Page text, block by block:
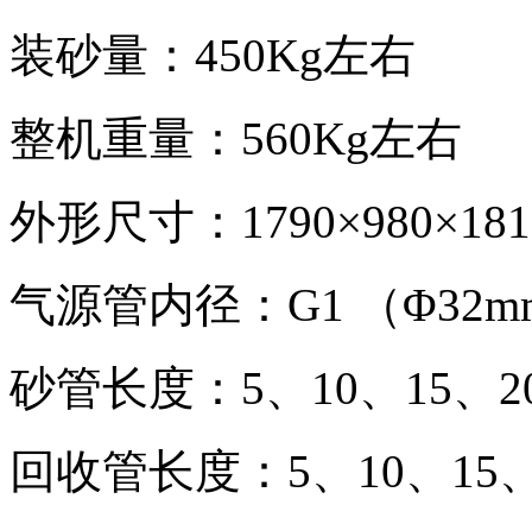
装砂量：450Kg左右
整机重量：560Kg左右
外形尺寸：
气源管内径：G1
砂管长度：5、10、15、
回收管长度：5、10、15